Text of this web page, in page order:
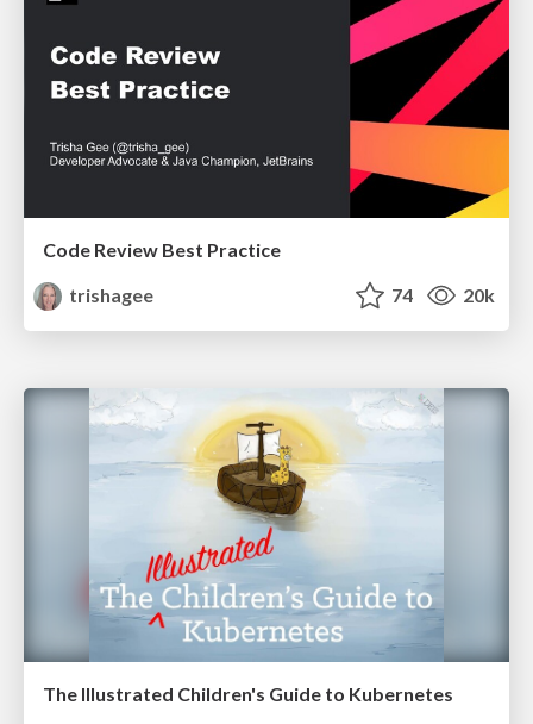
Code Review Best Practice
trishagee
74 20k
The Illustrated Children's Guide to Kubernetes